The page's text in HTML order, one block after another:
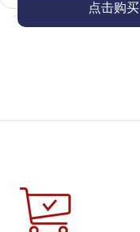
点击购买